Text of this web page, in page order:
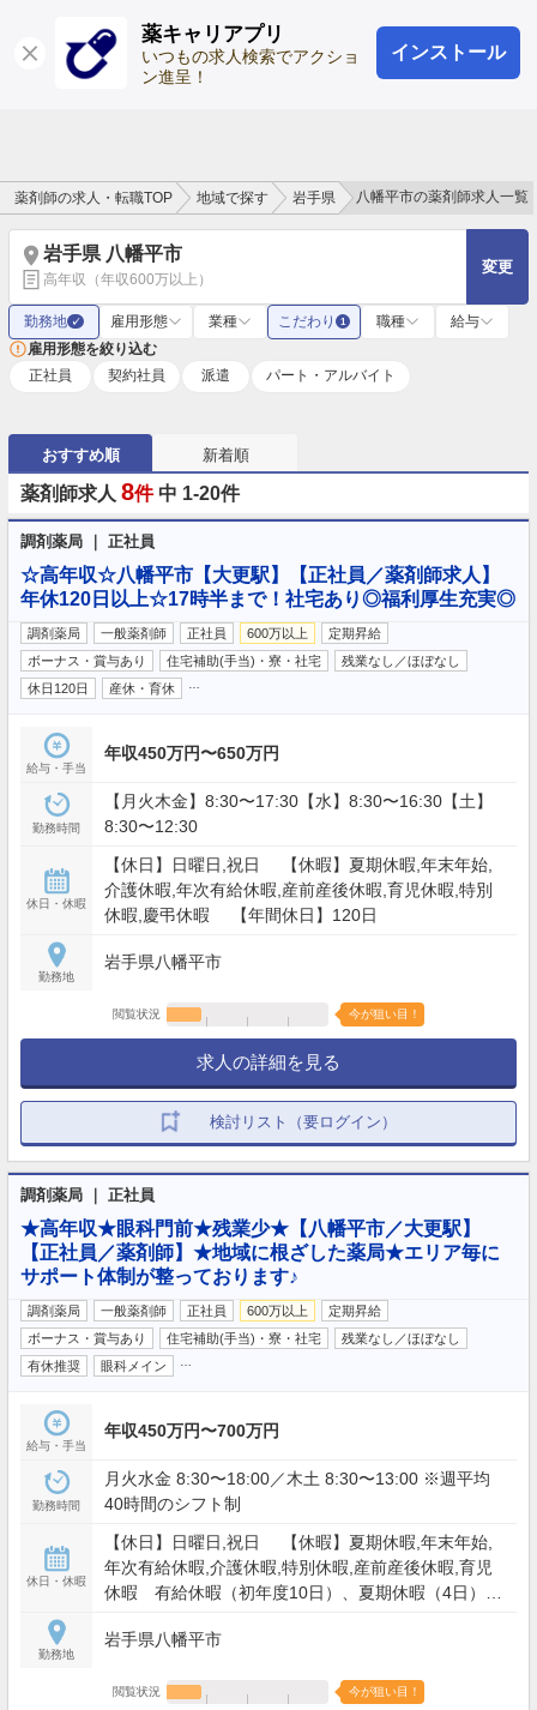
薬キャリアプリ
いつもの求人検索でアクショ
ン進呈！
インストール
ログイン 会員登録
薬剤師の求人・転職TOP 地域で探す 岩手県 八幡平市の薬剤師求人一覧
岩手県 八幡平市
高年収（年収600万以上）
変更
勤務地 ✓ 雇用形態 業種 こだわり 1 職種
給与
雇用形態を絞り込む
正社員
契約社員 派遣 パート・アルバイト
おすすめ順 新着順
薬剤師求人 8件 中 1-20件
調剤薬局 ｜ 正社員
☆高年収☆八幡平市【大更駅】【正社員／薬剤師求人】
年休120日以上☆17時半まで！社宅あり◎福利厚生充実◎
調剤薬局 一般薬剤師 正社員 600万以上
定期昇給
ボーナス・賞与あり
住宅補助(手当)・寮・社宅
残業なし／ほぼなし
休日120日
産休・育休
給与・手当
年収450万円〜650万円
勤務時間
【月火木金】8:30〜17:30【水】8:30〜16:30【土】
8:30〜12:30
休日・休暇
【休日】日曜日,祝日 【休暇】夏期休暇,年末年始,
介護休暇,年次有給休暇,産前産後休暇,育児休暇,特別
休暇,慶弔休暇 【年間休日】120日
勤務地
岩手県八幡平市
閲覧状況 今が狙い目！
求人の詳細を見る
検討リスト（要ログイン）
調剤薬局 ｜ 正社員
★高年収★眼科門前★残業少★【八幡平市／大更駅】
【正社員／薬剤師】★地域に根ざした薬局★エリア毎に
サポート体制が整っております♪
調剤薬局 一般薬剤師 正社員 600万以上
定期昇給
ボーナス・賞与あり
住宅補助(手当)・寮・社宅
残業なし／ほぼなし
有休推奨
眼科メイン
給与・手当
年収450万円〜700万円
勤務時間
月火水金 8:30〜18:00／木土 8:30〜13:00 ※週平均
40時間のシフト制
休日・休暇
【休日】日曜日,祝日 【休暇】夏期休暇,年末年始,
年次有給休暇,介護休暇,特別休暇,産前産後休暇,育児
休暇 有給休暇（初年度10日）、夏期休暇（4日）、
勤務地
岩手県八幡平市
閲覧状況 今が狙い目！